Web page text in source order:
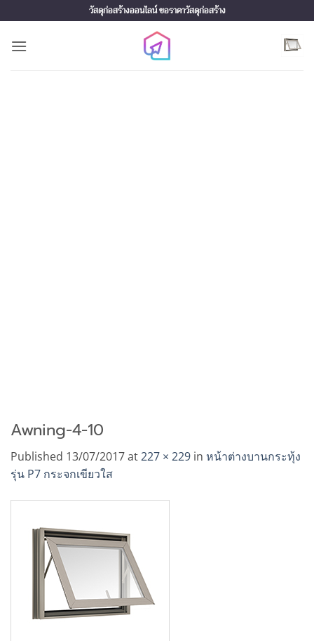
to
content
วัสดุก่อสร้างออนไลน์ ขอราคาวัสดุก่อสร้าง
Awning-4-10
Published 13/07/2017at227 × 229 in หน้าต่างบานกระทุ้ง
รุ่น P7 กระจกเขียวใส